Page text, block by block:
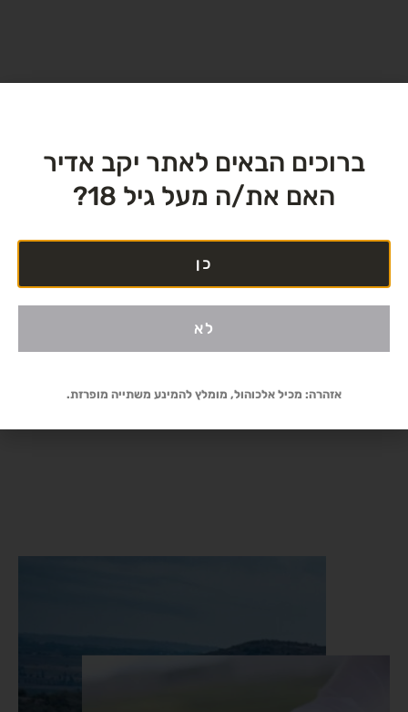
ברוכים הבאים לאתר יקב אדיר
האם את/ה מעל גיל 18?
כן
לא
אזהרה: מכיל אלכוהול, מומלץ להמינע משתייה מופרזת.